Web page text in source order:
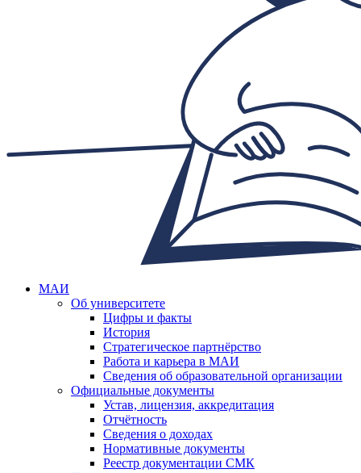
МАИ
Об университете
Цифры и факты
История
Стратегическое партнёрство
Работа и карьера в МАИ
Сведения об образовательной организации
Официальные документы
Устав, лицензия, аккредитация
Отчётность
Сведения о доходах
Нормативные документы
Реестр документации СМК